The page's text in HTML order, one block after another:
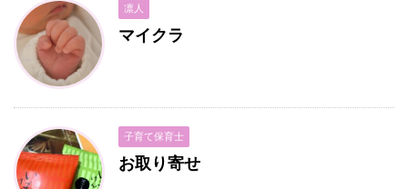
凛人
マイクラ
子育て保育士
お取り寄せ